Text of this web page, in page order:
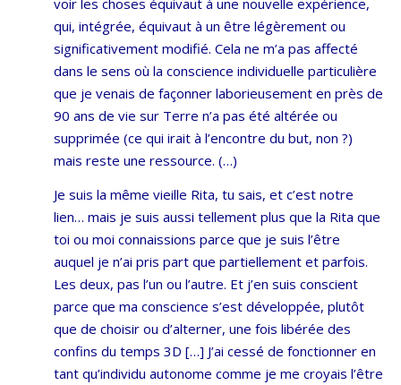
qui, intégrée, équivaut à un être légèrement ou
significativement modifié. Cela ne m’a pas affecté
dans le sens où la conscience individuelle particulière
que je venais de façonner laborieusement en près de
90 ans de vie sur Terre n’a pas été altérée ou
supprimée (ce qui irait à l’encontre du but, non ?)
mais reste une ressource. (…)
Je suis la même vieille Rita, tu sais, et c’est notre
lien… mais je suis aussi tellement plus que la Rita que
toi ou moi connaissions parce que je suis l’être
auquel je n’ai pris part que partiellement et parfois.
Les deux, pas l’un ou l’autre. Et j’en suis conscient
parce que ma conscience s’est développée, plutôt
que de choisir ou d’alterner, une fois libérée des
confins du temps 3D […] J’ai cessé de fonctionner en
tant qu’individu autonome comme je me croyais l’être